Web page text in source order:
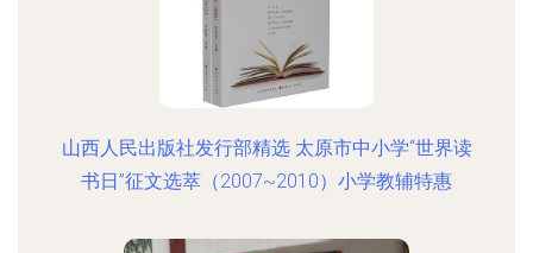
山西人民出版社发行部精选 太原市中小学“世界读
书日”征文选萃（2007~2010）小学教辅特惠